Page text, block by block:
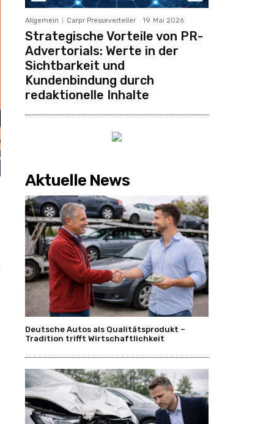
Allgemein Carpr Presseverteiler - 19. Mai 2026
Strategische Vorteile von PR-
Advertorials: Werte in der
Sichtbarkeit und
Kundenbindung durch
redaktionelle Inhalte
Aktuelle News
Deutsche Autos als Qualitätsprodukt –
Tradition trifft Wirtschaftlichkeit